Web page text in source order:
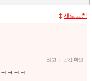
새로고침
신고 | 공감 확인
ㅋㅋㅋ